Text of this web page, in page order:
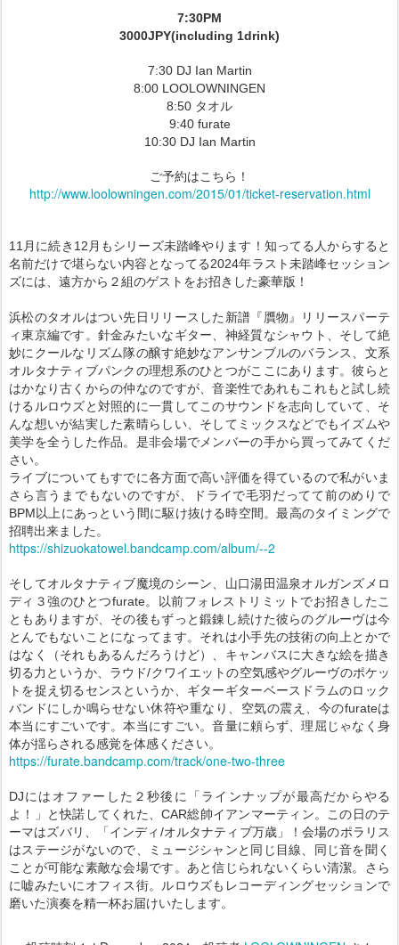
7:30PM
3000JPY(including 1drink)
7:30 DJ Ian Martin
8:00 LOOLOWNINGEN
8:50 タオル
9:40 furate
10:30 DJ Ian Martin
ご予約はこちら！
http://www.loolowningen.com/2015/01/ticket-reservation.html
11月に続き12月もシリーズ未踏峰やります！知ってる人からすると
名前だけで堪らない内容となってる2024年ラスト未踏峰セッション
ズには、遠方から２組のゲストをお招きした豪華版！
浜松のタオルはつい先日リリースした新譜『贋物』リリースパーテ
ィ東京編です。針金みたいなギター、神経質なシャウト、そして絶
妙にクールなリズム隊の醸す絶妙なアンサンブルのバランス、文系
オルタナティブパンクの理想系のひとつがここにあります。彼らと
はかなり古くからの仲なのですが、音楽性であれもこれもと試し続
けるルロウズと対照的に一貫してこのサウンドを志向していて、そ
んな想いが結実した素晴らしい、そしてミックスなどでもイズムや
美学を全うした作品。是非会場でメンバーの手から買ってみてくだ
さい。
ライブについてもすでに各方面で高い評価を得ているので私がいま
さら言うまでもないのですが、ドライで毛羽だってて前のめりで
BPM以上にあっという間に駆け抜ける時空間。最高のタイミングで
招聘出来ました。
https://shizuokatowel.bandcamp.com/album/--2
そしてオルタナティブ魔境のシーン、山口湯田温泉オルガンズメロ
ディ３強のひとつfurate。以前フォレストリミットでお招きしたこ
ともありますが、その後もずっと鍛錬し続けた彼らのグルーヴは今
とんでもないことになってます。それは小手先の技術の向上とかで
はなく（それもあるんだろうけど）、キャンバスに大きな絵を描き
切る力というか、ラウド/クワイエットの空気感やグルーヴのポケッ
トを捉え切るセンスというか、ギターギターベースドラムのロック
バンドにしか鳴らせない休符や重なり、空気の震え、今のfurateは
本当にすごいです。本当にすごい。音量に頼らず、理屈じゃなく身
体が揺らされる感覚を体感ください。
https://furate.bandcamp.com/track/one-two-three
DJにはオファーした２秒後に「ラインナップが最高だからやる
よ！」と快諾してくれた、CAR総帥イアンマーティン。この日のテ
ーマはズバリ、「インディ/オルタナティブ万歳」！会場のポラリス
はステージがないので、ミュージシャンと同じ目線、同じ音を聞く
ことが可能な素敵な会場です。あと信じられないくらい清潔。さら
に嘘みたいにオフィス街。ルロウズもレコーディングセッションで
磨いた演奏を精一杯お届けいたします。